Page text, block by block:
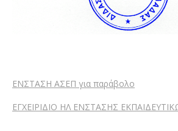
ΕΝΣΤΑΣΗ ΑΣΕΠ για παράβολο
ΕΓΧΕΙΡΙΔΙΟ ΗΛ ΕΝΣΤΑΣΗΣ